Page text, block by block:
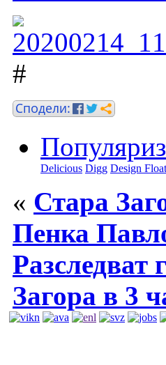
#
Delicious Digg Design Float
« Стара
Пенка
Разследват
Загора в 3